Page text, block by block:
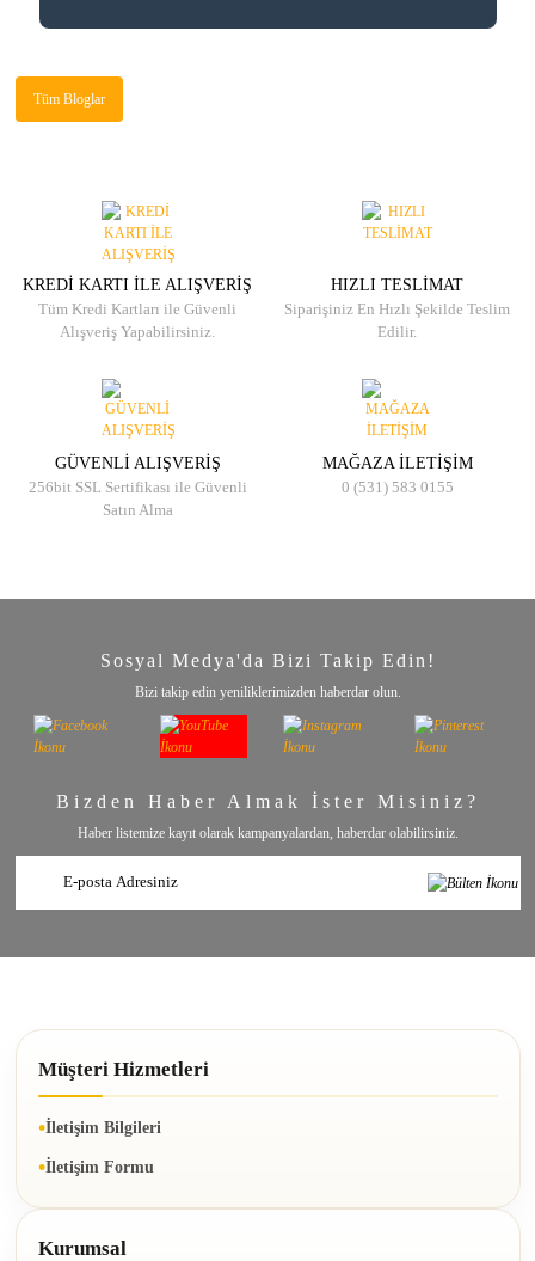
Tüm Bloglar
KREDİ KARTI İLE ALIŞVERİŞ
Tüm Kredi Kartları ile Güvenli
Alışveriş Yapabilirsiniz.
HIZLI TESLİMAT
Siparişiniz En Hızlı Şekilde Teslim
Edilir.
GÜVENLİ ALIŞVERİŞ
256bit SSL Sertifikası ile Güvenli
Satın Alma
MAĞAZA İLETİŞİM
0 (531) 583 0155
Sosyal Medya'da Bizi Takip Edin!
Bizi takip edin yeniliklerimizden haberdar olun.
Bizden Haber Almak İster Misiniz?
Haber listemize kayıt olarak kampanyalardan, haberdar olabilirsiniz.
Müşteri Hizmetleri
İletişim Bilgileri
İletişim Formu
Kurumsal